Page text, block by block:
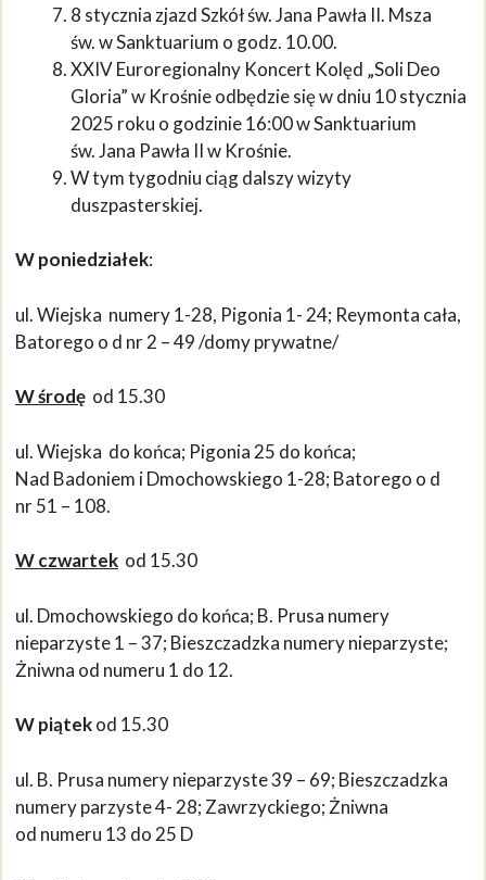
8 stycznia zjazd Szkół św. Jana Pawła II. Msza
św. w Sanktuarium o godz. 10.00.
XXIV Euroregionalny Koncert Kolęd „Soli Deo
Gloria” w Krośnie odbędzie się w dniu 10 stycznia
2025 roku o godzinie 16:00 w Sanktuarium
św. Jana Pawła II w Krośnie.
W tym tygodniu ciąg dalszy wizyty
duszpasterskiej.
W poniedziałek:
ul. Wiejska numery 1-28, Pigonia 1- 24; Reymonta cała,
Batorego o d nr 2 – 49 /domy prywatne/
W środę od 15.30
ul. Wiejska do końca; Pigonia 25 do końca;
Nad Badoniem i Dmochowskiego 1-28; Batorego o d
nr 51 – 108.
W czwartek od 15.30
ul. Dmochowskiego do końca; B. Prusa numery
nieparzyste 1 – 37; Bieszczadzka numery nieparzyste;
Żniwna od numeru 1 do 12.
W piątekod 15.30
ul. B. Prusa numery nieparzyste 39 – 69; Bieszczadzka
numery parzyste 4- 28; Zawrzyckiego; Żniwna
od numeru 13 do 25 D